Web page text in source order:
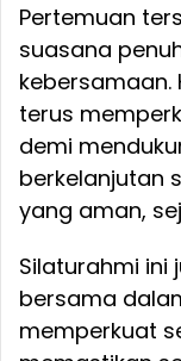
Pertemuan
suasana
kebersamaan.
terus
demi
berkelanjutan
yang aman,
Silaturahmi ini
bersama
memperkuat